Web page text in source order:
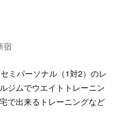
宿
ミパーソナル（1対2）のレ
ジムでウエイトトレーニン
で出来るトレーニングなど